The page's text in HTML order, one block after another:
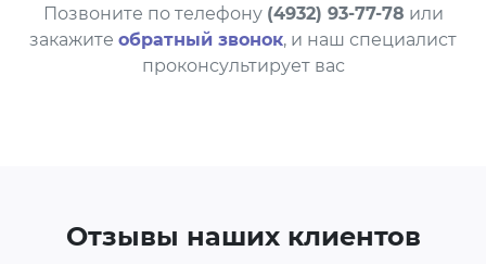
Позвоните по телефону (4932) 93-77-78 или
закажите обратный звонок, и наш специалист
проконсультирует вас
Отзывы наших клиентов